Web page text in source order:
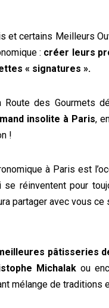
et certains Meilleurs
: créer leurs
« signatures ».
Route des Gourmets
insolite à Paris,
!
à Paris est
réinventent pour
partager avec vous
pâtisseries
Michalak ou
mélange de traditions